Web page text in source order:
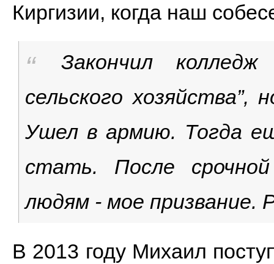
Киргизии, когда наш
Закончил колледж
сельского
Ушел в армию. Тогда
стать. После
людям - мое
В 2013 году Михаил